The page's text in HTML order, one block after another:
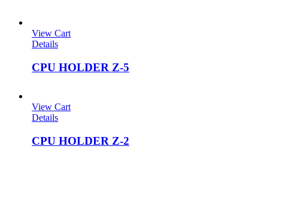
View Cart
Details
CPU HOLDER Z-5
View Cart
Details
CPU HOLDER Z-2